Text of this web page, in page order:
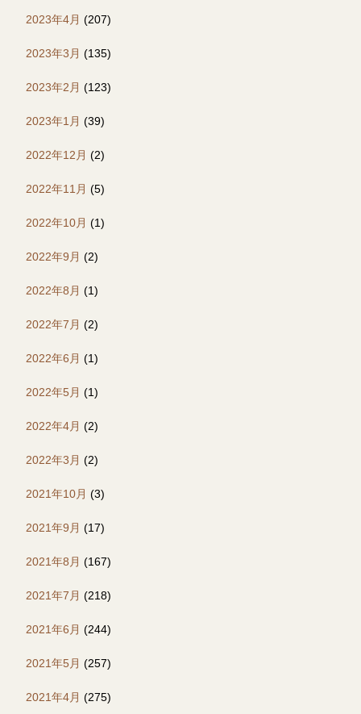
2023年4月 (207)
2023年3月 (135)
2023年2月 (123)
2023年1月 (39)
2022年12月 (2)
2022年11月 (5)
2022年10月 (1)
2022年9月 (2)
2022年8月 (1)
2022年7月 (2)
2022年6月 (1)
2022年5月 (1)
2022年4月 (2)
2022年3月 (2)
2021年10月 (3)
2021年9月 (17)
2021年8月 (167)
2021年7月 (218)
2021年6月 (244)
2021年5月 (257)
2021年4月 (275)